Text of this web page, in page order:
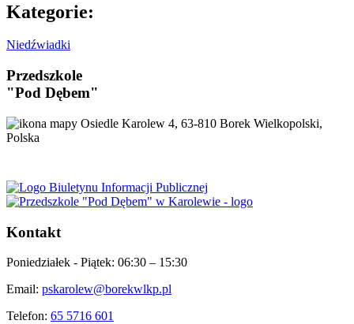
Kategorie:
Niedźwiadki
Przedszkole
"Pod Dębem"
Osiedle Karolew 4, 63-810 Borek Wielkopolski,
Polska
Kontakt
Poniedziałek - Piątek: 06:30 – 15:30
Email: pskarolew@borekwlkp.pl
Telefon: 65 5716 601